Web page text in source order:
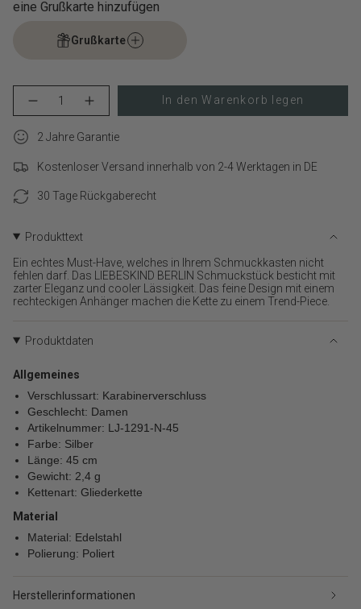
eine Grußkarte hinzufügen
Grußkarte
cart\">
quantity
</span>
Warenkorb",
"decrease"=>"Menge
für
{{
product
}}
"multiples_of"=>"Schritte
{{
quantity
}}",
"minimum_of"=>"Minimum
von
{{
quantity
}}",
"maximum_of"=>"Maximum
{{
quantity
}}"}
Menge
für
BERLIN
Mini
verringern
Schaltfläche
-
BERLIN
Halskette
Mini
Link">
In den Warenkorb legen
2 Jahre Garantie
Kostenloser Versand innerhalb von 2-4 Werktagen in DE
30 Tage Rückgaberecht
Produkttext
Ein echtes Must-Have, welches in Ihrem Schmuckkasten nicht
fehlen darf. Das LIEBESKIND BERLIN Schmuckstück besticht mit
zarter Eleganz und cooler Lässigkeit. Das feine Design mit einem
rechteckigen Anhänger machen die Kette zu einem Trend-Piece.
Produktdaten
Allgemeines
Verschlussart: Karabinerverschluss
Geschlecht: Damen
Artikelnummer: LJ-1291-N-45
Farbe: Silber
Länge: 45 cm
Gewicht: 2,4 g
Kettenart: Gliederkette
Material
Material: Edelstahl
Polierung: Poliert
Herstellerinformationen